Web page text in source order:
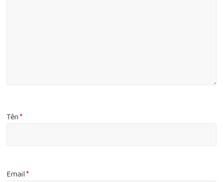
Tên*
Email*